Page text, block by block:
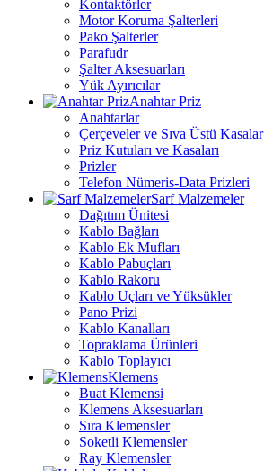
Kontaktörler
Motor Koruma Şalterleri
Pako Şalterler
Parafudr
Şalter Aksesuarları
Yük Ayırıcılar
Anahtar Priz
Anahtarlar
Çerçeveler ve Sıva Üstü Kasalar
Priz Kutuları ve Kasaları
Prizler
Telefon Nümeris-Data Prizleri
Sarf Malzemeler
Dağıtım Ünitesi
Kablo Bağları
Kablo Ek Mufları
Kablo Pabuçları
Kablo Rakoru
Kablo Uçları ve Yüksükler
Pano Prizi
Kablo Kanalları
Topraklama Ürünleri
Kablo Toplayıcı
Klemens
Buat Klemensi
Klemens Aksesuarları
Sıra Klemensler
Soketli Klemensler
Ray Klemensler